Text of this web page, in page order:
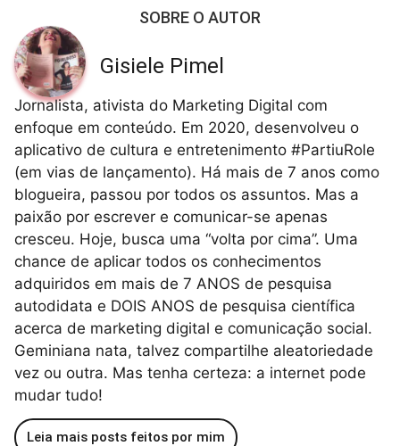
SOBRE O AUTOR
Gisiele Pimel
Jornalista, ativista do Marketing Digital com
enfoque em conteúdo. Em 2020, desenvolveu o
aplicativo de cultura e entretenimento #PartiuRole
(em vias de lançamento). Há mais de 7 anos como
blogueira, passou por todos os assuntos. Mas a
paixão por escrever e comunicar-se apenas
cresceu. Hoje, busca uma “volta por cima”. Uma
chance de aplicar todos os conhecimentos
adquiridos em mais de 7 ANOS de pesquisa
autodidata e DOIS ANOS de pesquisa científica
acerca de marketing digital e comunicação social.
Geminiana nata, talvez compartilhe aleatoriedade
vez ou outra. Mas tenha certeza: a internet pode
mudar tudo!
Leia mais posts feitos por mim